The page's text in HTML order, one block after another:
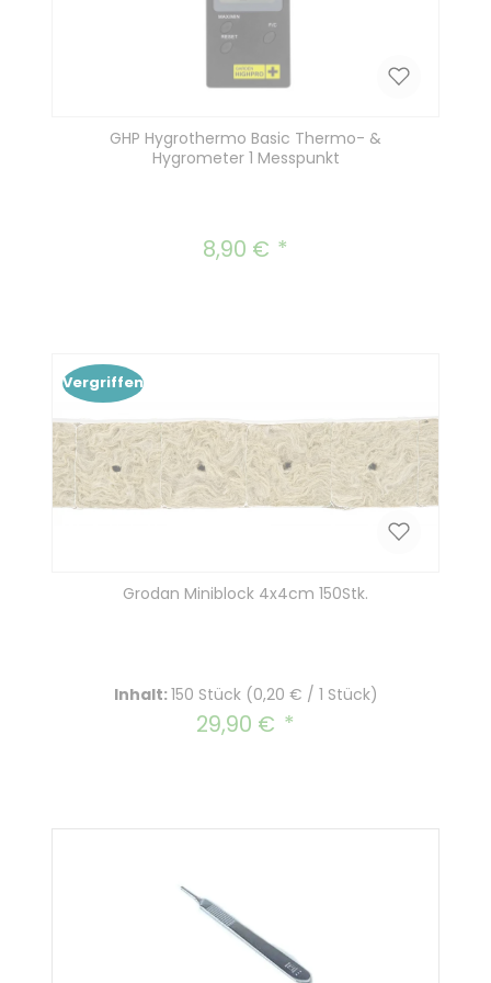
GHP Hygrothermo Basic Thermo- &
Hygrometer 1 Messpunkt
Regulärer Preis:
8,90 €
Vergriffen
Grodan Miniblock 4x4cm 150Stk.
Inhalt:150 Stück (0,20 € / 1 Stück)
Regulärer Preis:
29,90 €